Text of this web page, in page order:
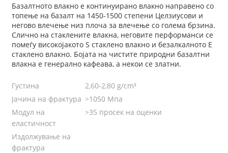
Базалтното влакно е континуирано влакно направено со
топење на базалт на 1450-1500 степени Целзиусови и
негово влечење низ плоча за влечење со голема брзина.
Слично на стаклените влакна, неговите перформанси се
помеѓу високојакото S стаклено влакно и безалкалното E
стаклено влакно. Бојата на чистите природни базалтни
влакна е генерално кафеава, а некои се златни.
Густина
2,60-2,80 g/cm³
Јачина на фрактура >1050 Мпа
Модул на
еластичност
>35 просек на оценки
Издолжување на
фрактура